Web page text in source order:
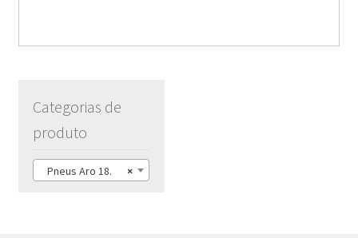
Categorias de
produto
×
Pneus Aro 18.